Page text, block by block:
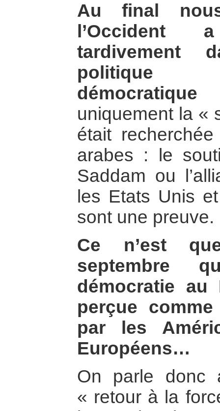
Au final
l’Occident
tardivement
politique
uniquement la «
était
arabes : le
Saddam ou
les Etats Unis
sont une preuve.
Ce n’est
septembre
démocratie au
perçue
par les
Européens…
On parle donc
« retour à la